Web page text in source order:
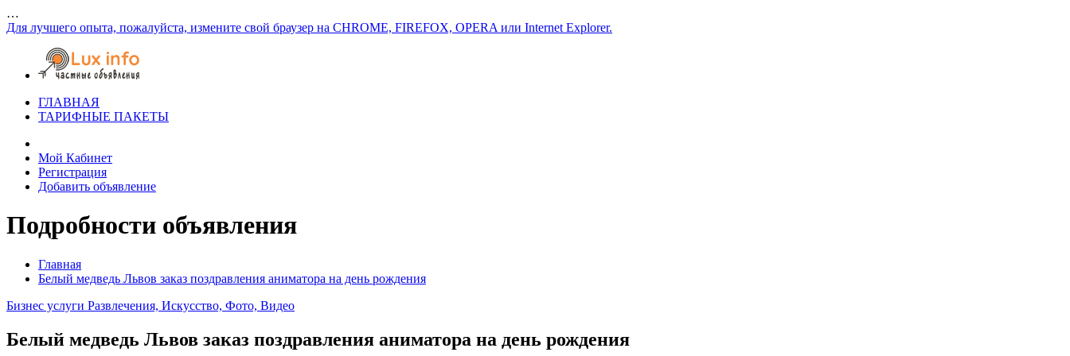
…
Для лучшего опыта, пожалуйста, измените свой браузер на CHROME, FIREFOX, OPERA или Internet Explorer.
ГЛАВНАЯ
ТАРИФНЫЕ ПАКЕТЫ
Мой Кабинет
Регистрация
Добавить объявление
Подробности объявления
Главная
Белый медведь Львов заказ поздравления аниматора на день рождения
Бизнес услуги Развлечения, Искусство, Фото, Видео
Белый медведь Львов заказ поздравления аниматора на день рождения